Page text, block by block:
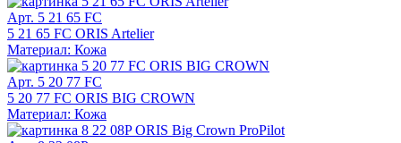
Арт. 5 21 65 FC
5 21 65 FC ORIS Artelier
Материал: Кожа
Арт. 5 20 77 FC
5 20 77 FC ORIS BIG CROWN
Материал: Кожа